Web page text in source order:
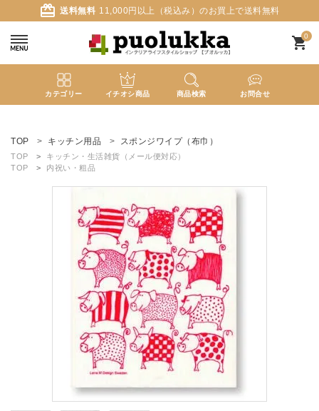
card_giftcard 送料無料 11,000円以上（税込み）のお買上で送料無料
0
shopping_cart
カテゴリー イチオシ商品 商品検索 お問合せ
ようこそ ゲスト 様
search
カテゴリーから探す
TOP キッチン用品 スポンジワイプ（布巾）
TOP
キッチン・生活雑貨（メール便対応）
TOP
内祝い・粗品